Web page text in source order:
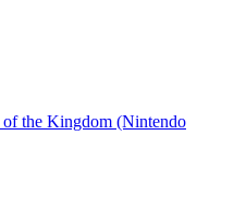
the Kingdom (Nintendo